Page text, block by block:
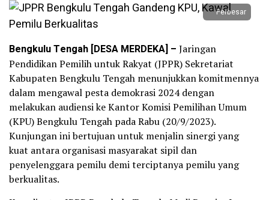
Perbesar
Bengkulu Tengah [DESA MERDEKA] – Jaringan
Pendidikan Pemilih untuk Rakyat (JPPR) Sekretariat
Kabupaten Bengkulu Tengah menunjukkan komitmennya
dalam mengawal pesta demokrasi 2024 dengan
melakukan audiensi ke Kantor Komisi Pemilihan Umum
(KPU) Bengkulu Tengah pada Rabu (20/9/2023).
Kunjungan ini bertujuan untuk menjalin sinergi yang
kuat antara organisasi masyarakat sipil dan
penyelenggara pemilu demi terciptanya pemilu yang
berkualitas.